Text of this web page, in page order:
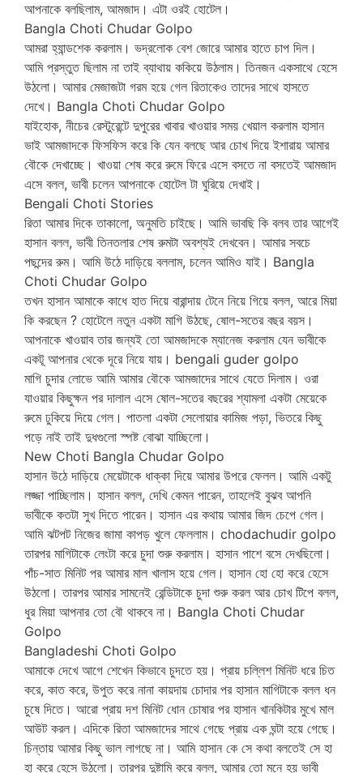
আপনাকে বলছিলাম, আমজাদ। এটা ওরই হোটেল।
Bangla Choti Chudar Golpo
আমরা হ্যান্ডশেক করলাম। ভদ্রলোক বেশ জোরে আমার হাতে চাপ দিল।
আমি প্রস্তুত ছিলাম না তাই ব্যাথায় ককিয়ে উঠলাম। তিনজন একসাথে হেসে
উঠলো। আমার মেজাজটা গরম হয়ে গেল রিতাকেও তাদের সাথে হাসতে
দেখে। Bangla Choti Chudar Golpo
যাইহোক, নীচের রেস্টুরেন্টে দুপুরের খাবার খাওয়ার সময় খেয়াল করলাম হাসান
ভাই আমজাদকে ফিসফিস করে কি যেন বলছে আর চোখ দিয়ে ইশারায় আমার
বৌকে দেখাচ্ছে। খাওয়া শেষ করে রুমে ফিরে এসে বসতে না বসতেই আমজাদ
এসে বলল, ভাবী চলেন আপনাকে হোটেল টা ঘুরিয়ে দেখাই।
Bengali Choti Stories
রিতা আমার দিকে তাকালো, অনুমতি চাইছে। আমি ভাবছি কি বলব তার আগেই
হাসান বলল, ভাবী তিনতলার শেষ রুমটা অবশ্যই দেখবেন। আমার সবচে
পছন্দের রুম। আমি উঠে দাড়িয়ে বললাম, চলেন আমিও যাই। Bangla
Choti Chudar Golpo
তখন হাসান আমাকে কাধে হাত দিয়ে বারান্দায় টেনে নিয়ে গিয়ে বলল, আরে মিয়া
কি করছেন ? হোটেলে নতুন একটা মাগি উঠছে, ষোল-সতের বছর বয়স।
আপনাকে খাওয়াব তার জন্যই তো আমজাদকে ম্যানেজ করলাম যেন ভাবীকে
একটূ আপনার থেকে দূরে নিয়ে যায়। bengali guder golpo
মাগি চুদার লোভে আমি আমার বৌকে আমজাদের সাথে যেতে দিলাম। ওরা
যাওয়ার কিছুক্ষন পর দালাল এসে ষোল-সতের বছরের শ্যামলা একটা মেয়েকে
রুমে ঢুকিয়ে দিয়ে গেল। পাতলা একটা সেলোয়ার কামিজ পড়া, ভিতরে কিছু
পড়ে নাই তাই দুধগুলো স্পষ্ট বোঝা যাচ্ছিলো।
New Choti Bangla Chudar Golpo
হাসান উঠে দাড়িয়ে মেয়েটাকে ধাক্কা দিয়ে আমার উপরে ফেলল। আমি একটু
লজ্জা পাচ্ছিলাম। হাসান বলল, দেখি কেমন পারেন, তাহলেই বুঝব আপনি
ভাবীকে কতটা সুখ দিতে পারেন। হাসান এর কথায় আমার জিদ চেপে গেল।
আমি ঝটপট নিজের জামা কাপড় খুলে ফেললাম। chodachudir golpo
তারপর মাগিটাকে লেংটা করে চুদা শুরু করলাম। হাসান পাশে বসে দেখছিলো।
পাঁচ-সাত মিনিট পর আমার মাল খালাস হয়ে গেল। হাসান হো হো করে হেসে
উঠলো। তারপর আমার সামনেই রেন্ডিটাকে চুদা শুরু করল আর চোখ টিপে বলল,
ধুর মিয়া আপনার তো বৌ থাকবে না। Bangla Choti Chudar
Golpo
Bangladeshi Choti Golpo
আমাকে দেখে আগে শেখেন কিভাবে চুদতে হয়। প্রায় চল্লিশ মিনিট ধরে চিত
করে, কাত করে, উপুত করে নানা কায়দায় চোদার পর হাসান মাগিটাকে বলল ধন
চুষে দিতে। আরো প্রায় দশ মিনিট ধোন চোষার পর হাসান খানকিটার মুখে মাল
আউট করল। এদিকে রিতা আমজাদের সাথে গেছে প্রায় এক ঘন্টা হয়ে গেছে।
চিন্তায় আমার কিছু ভাল লাগছে না। আমি হাসান কে সে কথা বলতেই সে হা
হা করে হেসে উঠলো। তারপর দুষ্টামি করে বলল, আমার তো মনে হয় ভাবী